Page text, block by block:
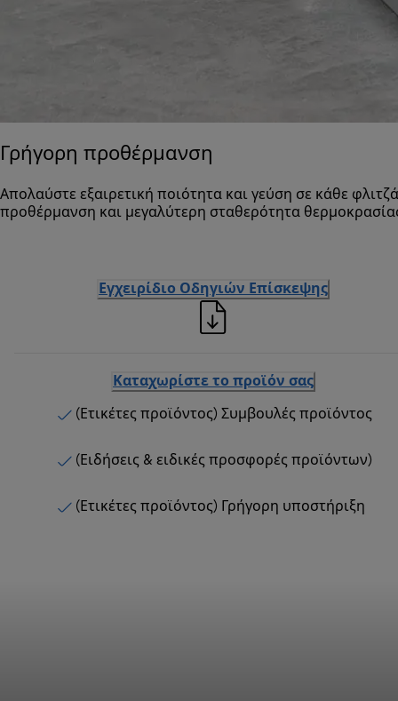
Γρήγορη προθέρμανση
Απολαύστε εξαιρετική ποιότητα και γεύση σε κάθε
προθέρμανση και μεγαλύτερη σταθερότητα
Εγχειρίδιο Οδηγιών Επίσκεψης
Καταχωρίστε το προϊόν σας
(Ετικέτες προϊόντος) Συμβουλές προϊόντος
(Ειδήσεις & ειδικές προσφορές προϊόντων)
(Ετικέτες προϊόντος) Γρήγορη υποστήριξη